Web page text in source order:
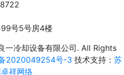
号5号房4楼
冷却设备有限公司. All Rights
2020049254号-3 技术支持： 苏
祥网络